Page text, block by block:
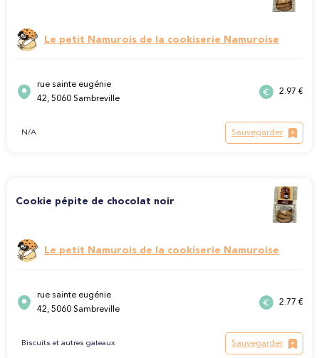
Le petit Namurois de la cookiserie Namuroise
rue sainte eugénie
42, 5060 Sambreville
2.97 €
N/A Sauvegarder
Cookie pépite de chocolat noir
Le petit Namurois de la cookiserie Namuroise
rue sainte eugénie
42, 5060 Sambreville
2.77 €
Biscuits et autres gateaux Sauvegarder